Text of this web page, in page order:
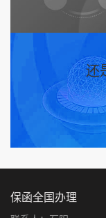
还
保函全国办理